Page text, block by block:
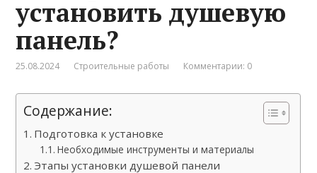
установить душевую
панель?
25.08.2024 Строительные работы Комментарии: 0
Содержание:
Подготовка к установке
Необходимые инструменты и материалы
Этапы установки душевой панели